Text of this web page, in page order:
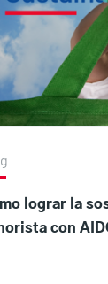
lograr la
con